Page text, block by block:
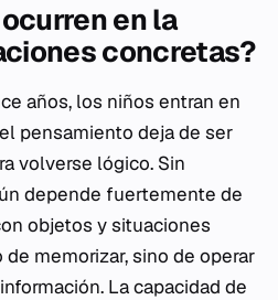
en la
concretas?
años, los niños entran en
pensamiento deja de ser
volverse lógico. Sin
depende fuertemente de
objetos y situaciones
memorizar, sino de operar
La capacidad de